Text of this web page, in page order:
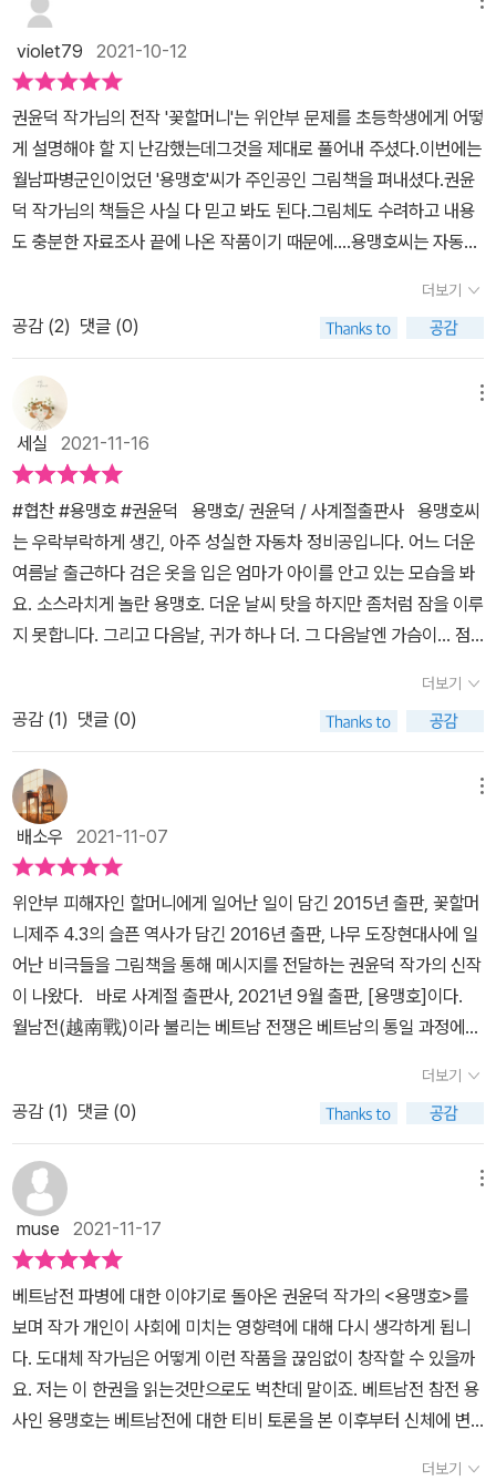
화내고 다그칠지 모르겠다. 하지만 작가는 독자를 벼랑 끝에 세우는
남 참전 군인, 심달연 할머니, 권윤덕 작가, 그리고 나, 우리 아이들 모
두의 역사이다. 마땅히 돌아보고 각성하고 반성해야 할 역사이다. 아
이들에게 전쟁의 위험, 고통, 절실한 평화를 이야기해주어야 한다. 악
랄한 일본의 만행만 들추며 반일 감정을 부추기는 것만이 능사가 아
니듯 우리 아이들이 가질 부끄러움과 혼돈을 지레 염려해 쉬쉬하는
것도 바람직하지 않다. 진정 큰 그림으로 나아가야 할 역사, 세계 평화
의 길을 보여주어야 한다. 그러기 위해서는 애써 알려주어야 한다. ‘꽃
할머니’를 출간해 일본 아이들에게 들려주었을 때 아이들이 처음 듣
는 이야기에 놀라고 충격받더라는 이야기를 들은 적이 있다. 어른들
다. 일본 아이들이 아프지만 꼭 알아야 하듯이 우리 아이들도 마찬가
지다. 이 책은 앞서 제주 4‧3을 다룬 ‘나무도장’, 5‧18광주민주화운동
이야기 ‘씩스틴’보다 어렵지 않게 다가왔다. 아이들이 이해할 수 있고
알 수 있게 계속 고민하는 작가님의 노고가 크게 다가온다. 권윤덕 작
가님은 고맙고 고마운 작가님이다. 누군가는 해야 할 작업이나 만만
찮기에 쉬 아무나 할 수 없는 작업이다. 그런데 그러한 작업을 계속 꿋
꿋이 해나가고 계신다. 아프고 불편한 역사 그림책을 만드는 일 같지
만 실은 궁극적으로 다 평화를 키워내는 씨앗을 심는 작업을 하고 계
신다고 생각한다. 내가 할 수 있는 일은 내내 응원하고 아이들에게 읽
것이라 믿는다.+작가님 다음 책은 잠시 숨고르기로 '시리동동 거미동
동', '고양이는 나만 따라해'와 같은 책이어도 좋겠다. 우리 현대사 아
픈 역사가 많아 숙제처럼 짐지워드리고 있는 것같아 죄송스럽다. 역
량이 되는 다른 작가님들이 함께 해나갈 수 있길 소원해본다.
violet79 2021-10-12
권윤덕 작가님의 전작 '꽃할머니'는 위안부 문제를 초등학생에게 어떻
게 설명해야 할 지 난감했는데그것을 제대로 풀어내 주셨다.이번에는
월남파병군인이었던 '용맹호'씨가 주인공인 그림책을 펴내셨다.권윤
덕 작가님의 책들은 사실 다 믿고 봐도 된다.그림체도 수려하고 내용
도 충분한 자료조사 끝에 나온 작품이기 때문에....용맹호씨는 자동차
하나가 더 생겼다. 그리고 그 귀로 AK 소총소리가 들린다.다음날은
가슴이...다음날은 눈이...하나씩 더 생긴다.그리고 새로 생긴 눈으로
는 베트남이 보인다.베트남의 풍경 위로 민간인 희생자들의 얼굴이
보인다.용맹호씨는 가해자일까 피해자일까분명 가해자였지만 그 또
한 괴로움에 시달리며 일상을 살고 있다.또 용맹호씨와 같은 파병군
인은 총 30만명이나 된다고 한다.우리는 늘 일본이 역사교육을 제대
로 하지 않는다고 비난하지만우리 또한 외면하고 있는 월남전에 대해
생각해 보아야 할 것이다.그리고 우리의 다음 세대들에게 이 역사를
어떻게 가르칠 지어떻게 사죄할 지도 생각해 봐야 한다.그런 의미에
서 정말 의미있는 그림책이다.우리 아이에게 꼭 읽히고 싶은 좋은 책
이다.
더보기
공감 (2) 댓글 (0)
세실 2021-11-16
#협찬 #용맹호 #권윤덕⠀용맹호/ 권윤덕 / 사계절출판사⠀용맹호씨
는 우락부락하게 생긴, 아주 성실한 자동차 정비공입니다. 어느 더운
여름날 출근하다 검은 옷을 입은 엄마가 아이를 안고 있는 모습을 봐
요. 소스라치게 놀란 용맹호. 더운 날씨 탓을 하지만 좀처럼 잠을 이루
지 못합니다. 그리고 다음날, 귀가 하나 더. 그 다음날엔 가슴이... 점
들으며 용맹호씨는 그만 쓰러지고 맙니다.⠀한국 정부는 1964년부
터 1973년까지 한국군 32만여 명(연도별 누적 인원)을 베트남에 파
병하였다. 전쟁에서 돌아온 참전 군인은 누군가의 가족으로, 누군가
의 동료로 살았다. 베트남전은 우리에게 무엇인가? 사회적 갈등으로
남아 있는 전쟁의 기억들, 그동안 외면해 온 전쟁 피해자들의 고통, 그
이야기를 시작하려고 한다. 이 작은 이야기가 아시아에 보내는 평화
의 노래가 되기를, 우리 모두 함께 노래할 수 있기를 희망한다. -작가
의 말 중에서⠀2010년 <꽃할머니>에서 피해자의 아픔을 그려낸 작
가가 이번에는 <용맹호>로 베트남 전쟁에서 가해자의 입장에서 선
우리를 이야기하는 책입니다. 짧은 이야기이지만, 담고 있는 이야기
의 깊이가 깊고, 생각할 거리가 많은 그림책이었어요. 주인공 용맹호
는 가해자이면서 동시에 전쟁 트라우마를 갖고 있는 피해자이기도 하
거든요. 피해자에게 진정한 사죄가 되려면 누가, 어떻게 반성해야 하
는가?라는 생각이 들었어요.⠀가해자는 어떻게 자신의 잘못을 인정
혀질 수 있을까? 피해자와 가해자가 공존하는 사회에서 사회적 갈등
을 해결하려면 어떻게 해야 하나?(중략) 피해자/가해자라는 큰 덩어
리에서 그 안의 한 개인으로 시야를 좁혀 들어가면, 피해자/가해자라
는 구분이 모호해지곤 해요. 참전 군인은 베트남 민간인에게는 가해
자이지만 국가에 의해 동원되어 육체적 정신적 피해를 입었다는 점에
서 피해자이기도 하지요. 물론 가해자의 이런 이중성을 언급하는 일
이 피해자 입장에서는 여전히 불편한 것이 사실입니다. 그러나 <꽃할
머니>의 '피해자 자리'에서 베트남전쟁의 '피해를 품은 가해자 자
리'로 시선을 옮아감으로써, 베트남전쟁 참전과 전쟁 중의 비인간적
싶었어요.- 작가의 서면 인터뷰 중에서.⠀독일은 전쟁 피해자들에게
더보기
공감 (1) 댓글 (0)
배소우 2021-11-07
위안부 피해자인 할머니에게 일어난 일이 담긴 2015년 출판, 꽃할머
니제주 4.3의 슬픈 역사가 담긴 2016년 출판, 나무 도장현대사에 일
어난 비극들을 그림책을 통해 메시지를 전달하는 권윤덕 작가의 신작
이 나왔다. 바로 사계절 출판사, 2021년 9월 출판, [용맹호]이다.
월남전(越南戰)이라 불리는 베트남 전쟁은 베트남의 통일 과정에서
속 되었다. 그리고 한국 정부는 미국과 남베트남 정부의 파병 요청으
로 1964년 9월부터 1973년 3월까지 베트남 전쟁에 전투 부대를 파
병하여 참전하였다. 우리나라 최초의 국군 해외 파병이었다. 이 사건
을 겪은 사람인 용맹호씨가 [용맹호] 그림책의 주인공이다. 그 당시
베트남 전쟁에 참전한 국군 수도사단의 별칭이 맹호부대이다. 이를
바탕 삼아 제목이 따오지 않았나, 하고 생각이 든다. 표지를 보았을
때 밀림으로 보이는 장면, 그리고 군인들의 모습, 아이를 안고 있는 엄
마가 보인다. 그리고 색감들을 보며 베트남 전쟁에 대한 정보를 알고
있다면 표지를 보고 그림책의 배경이 무엇일지 쉬이 떠올릴 수 있을
것이다. 아침마다 운동으로 근육을 키우고 거친 말투와 몸짓으로 강
함을 과시하는 용맹호씨이지만 한편으로는 아침마다 화분에 물을 주
고 빨래를 넌다. 매일 성실히 일을 나가고 하루 하루를 열심히 살지만
용맹호씨에게 새로운 것이 보이기 시작한다. 전쟁 참여 당시의 모습
더보기
공감 (1) 댓글 (0)
muse 2021-11-17
베트남전 파병에 대한 이야기로 돌아온 권윤덕 작가의 <용맹호>를
보며 작가 개인이 사회에 미치는 영향력에 대해 다시 생각하게 됩니
다. 도대체 작가님은 어떻게 이런 작품을 끊임없이 창작할 수 있을까
요. 저는 이 한권을 읽는것만으로도 벅찬데 말이죠. 베트남전 참전 용
사인 용맹호는 베트남전에 대한 티비 토론을 본 이후부터 신체에 변
더보기